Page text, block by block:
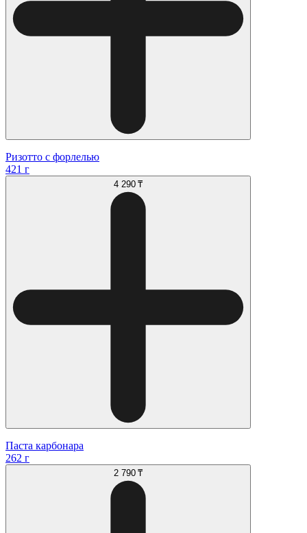
Ризотто с форлелью
421 г
4 290 ₸
Паста карбонара
262 г
2 790 ₸